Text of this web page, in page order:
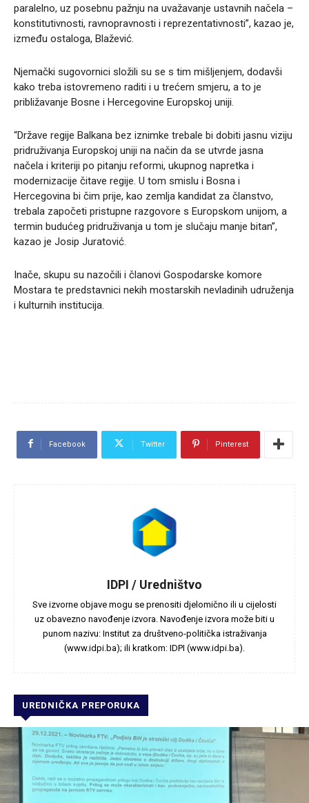
paralelno, uz posebnu pažnju na uvažavanje ustavnih načela –
konstitutivnosti, ravnopravnosti i reprezentativnosti”, kazao je,
između ostaloga, Blažević.
Njemački sugovornici složili su se s tim mišljenjem, dodavši
kako treba istovremeno raditi i u trećem smjeru, a to je
približavanje Bosne i Hercegovine Europskoj uniji.
“Države regije Balkana bez iznimke trebale bi dobiti jasnu viziju
pridruživanja Europskoj uniji na način da se utvrde jasna
načela i kriteriji po pitanju reformi, ukupnog napretka i
modernizacije čitave regije. U tom smislu i Bosna i
Hercegovina bi čim prije, kao zemlja kandidat za članstvo,
trebala započeti pristupne razgovore s Europskom unijom, a
termin budućeg pridruživanja u tom je slučaju manje bitan”,
kazao je Josip Juratović.
Inače, skupu su nazočili i članovi Gospodarske komore
Mostara te predstavnici nekih mostarskih nevladinih udruženja
i kulturnih institucija.
Facebook Twitter Pinterest
IDPI / Uredništvo
Sve izvorne objave mogu se prenositi djelomično ili u cijelosti
uz obavezno navođenje izvora. Navođenje izvora može biti u
punom nazivu: Institut za društveno-politička istraživanja
(www.idpi.ba); ili kratkom: IDPI (www.idpi.ba).
UREDNIČKA PREPORUKA